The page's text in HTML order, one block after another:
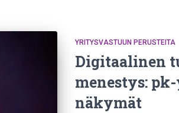
YRITYSVASTUUN PERUSTEITA
Digitaalinen
menestys:
näkymät